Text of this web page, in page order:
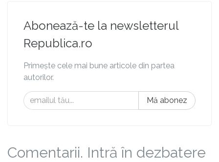
Abonează-te la newsletterul
Republica.ro
Primește cele mai bune articole din partea
autorilor.
Mă abonez
Comentarii. Intră în dezbatere